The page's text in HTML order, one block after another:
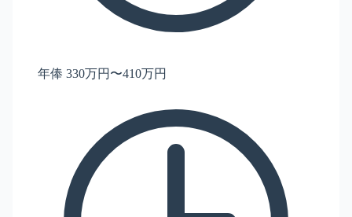
年俸 330万円〜410万円